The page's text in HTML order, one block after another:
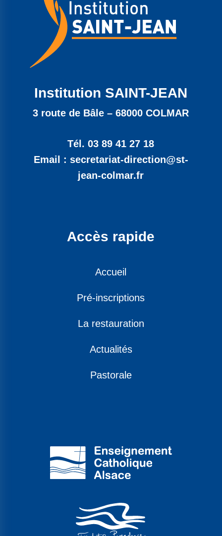
Institution SAINT-JEAN
3 route de Bâle – 68000 COLMAR
Tél. 03 89 41 27 18
Email : secretariat-direction@st-
jean-colmar.fr
Accès rapide
Accueil
Pré-inscriptions
La restauration
Actualités
Pastorale